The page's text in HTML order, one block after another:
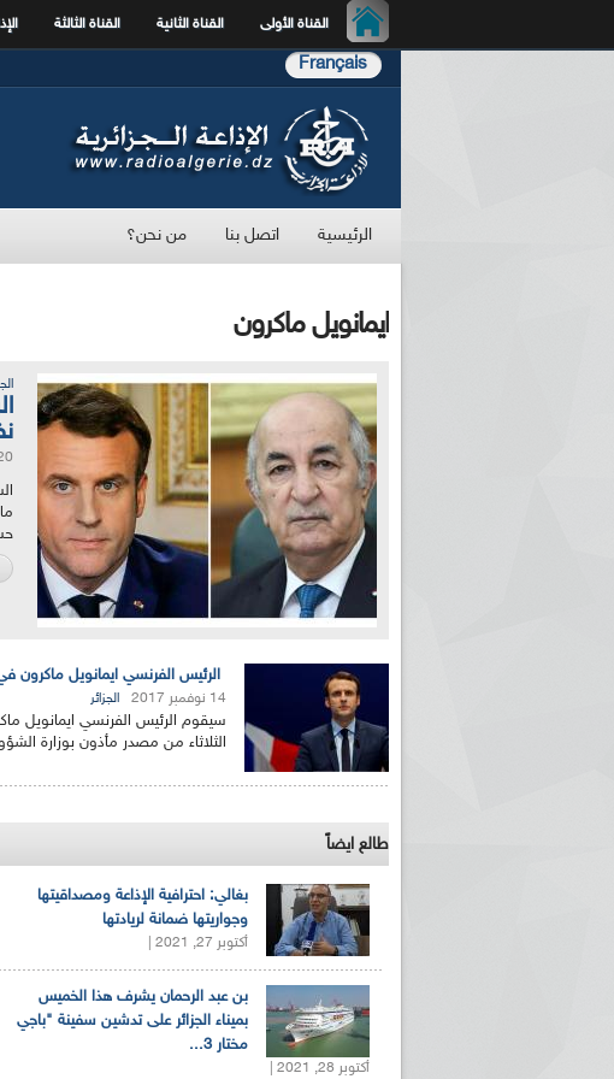
القناة الأولى القناة الثانية القناة الثالثة
Français
الرئيسية اتصل بنا من نحن؟
ايمانويل ماكرون
20
الرئيس الفرنسي ايمانويل ماكرون في الجزائر
14 نوفمبر 2017 الجزائر
الثلاثاء من مصدر مأذون بوزارة
طالع ايضاً
بغالي: احترافية الإذاعة ومصداقيتها
وجواريتها ضمانة لريادتها
أكتوبر 27, 2021 |
بن عبد الرحمان يشرف هذا الخميس
بميناء الجزائر على تدشين سفينة "باجي
مختار 3...
أكتوبر 28, 2021 |